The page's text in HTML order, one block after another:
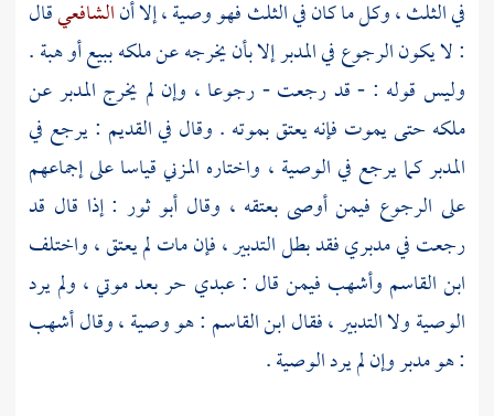
في الثلث ، وكل ما كان في الثلث فهو وصية ، إلا أنالشافعيقال
: لا يكون الرجوع في المدبر إلا بأن يخرجه عن ملكه ببيع أو هبة .
وليس قوله : - قد رجعت - رجوعا ، وإن لم يخرج المدبر عن
ملكه حتى يموت فإنه يعتق بموته . وقال في القديم : يرجع في
المدبر كما يرجع في الوصية ، واختاره المزنيقياسا على إجماعهم
على الرجوع فيمن أوصى بعتقه ، وقال أبو ثور : إذا قال قد
رجعت في مدبري فقد بطل التدبير ، فإن مات لم يعتق ، واختلف
ابن القاسم وأشهب فيمن قال : عبدي حر بعد موتي ، ولم يرد
الوصية ولا التدبير ، فقالابن القاسم : هو وصية ، وقالأشهب
: هو مدبر وإن لم يرد الوصية .